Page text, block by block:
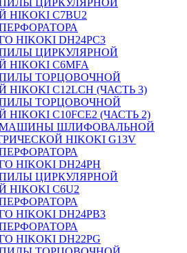
C7BU2
HIKOKI DH24PC3
ЦИРКУЛЯРНОЙ
C6MFA
ТОРЦОВОЧНОЙ
C12LCH (ЧАСТЬ 3)
ТОРЦОВОЧНОЙ
C10FCE2 (ЧАСТЬ 2)
МАШИНЫ ШЛИФОВАЛЬНОЙ
HIKOKI G13V
HIKOKI DH24PH
ЦИРКУЛЯРНОЙ
C6U2
HIKOKI DH24PB3
HIKOKI DH22PG